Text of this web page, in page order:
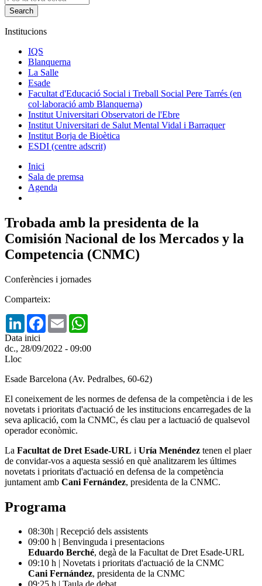
Institucions
IQS
Blanquerna
La Salle
Esade
Facultat d'Educació Social i Treball Social Pere Tarrés (en
col·laboració amb Blanquerna)
Institut Universitari Observatori de l'Ebre
Institut Universitari de Salut Mental Vidal i Barraquer
Institut Borja de Bioètica
ESDI (centre adscrit)
Inici
Sala de premsa
Agenda
Trobada amb la presidenta de la
Comisión Nacional de los Mercados y la
Competencia (CNMC)
Conferències i jornades
Comparteix:
LinkedInFacebook
Email
Data inici
dc., 28/09/2022 - 09:00
Lloc
Esade Barcelona (Av. Pedralbes, 60-62)
El coneixement de les normes de defensa de la competència i de les
novetats i prioritats d'actuació de les institucions encarregades de la
seva aplicació, com la CNMC, és clau per a lactuació de qualsevol
operador econòmic.
La Facultat de Dret Esade-URL i Uría Menéndez tenen el plaer
de convidar-vos a aquesta sessió en què analitzarem les últimes
novetats i prioritats d'actuació en defensa de la competència
juntament amb Cani Fernández, presidenta de la CNMC.
Programa
08:30h | Recepció dels assistents
09:00 h | Benvinguda i presentacions
Eduardo Berché, degà de la Facultat de Dret Esade-URL
09:10 h | Novetats i prioritats d'actuació de la CNMC
Cani Fernández, presidenta de la CNMC